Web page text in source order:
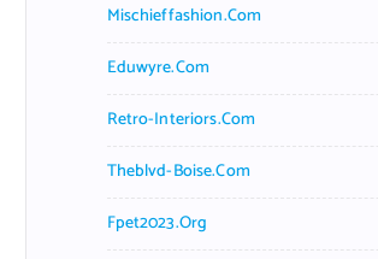
Mischieffashion.com
Eduwyre.com
Retro-Interiors.com
Theblvd-Boise.com
Fpet2023.org